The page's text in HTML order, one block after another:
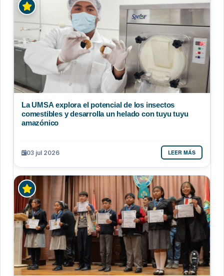
La UMSA explora el potencial de los insectos
comestibles y desarrolla un helado con tuyu tuyu
amazónico
03 jul 2026 LEER MÁS